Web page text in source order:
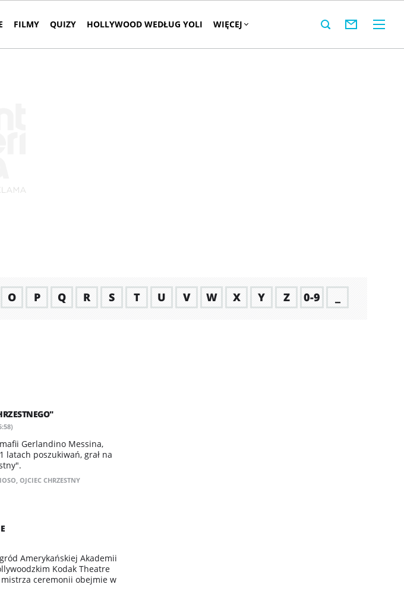
FILMY QUIZY HOLLYWOOD WEDŁUG YOLI WIĘCEJ
O P Q R S T U V W X Y Z 0-9
Gerlandino Messina,
latach poszukiwań, grał na
, OJCIEC CHRZESTNY
Amerykańskiej Akademii
Kodak Theatre
ceremonii obejmie w